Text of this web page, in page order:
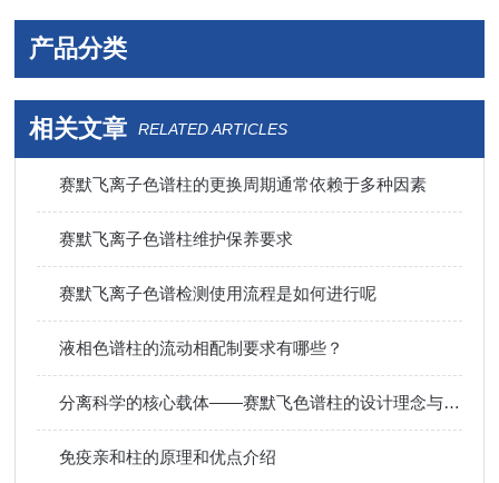
产品分类
相关文章 RELATED ARTICLES
赛默飞离子色谱柱的更换周期通常依赖于多种因素
赛默飞离子色谱柱维护保养要求
赛默飞离子色谱检测使用流程是如何进行呢
液相色谱柱的流动相配制要求有哪些？
分离科学的核心载体——赛默飞色谱柱的设计理念与选型指南
免疫亲和柱的原理和优点介绍